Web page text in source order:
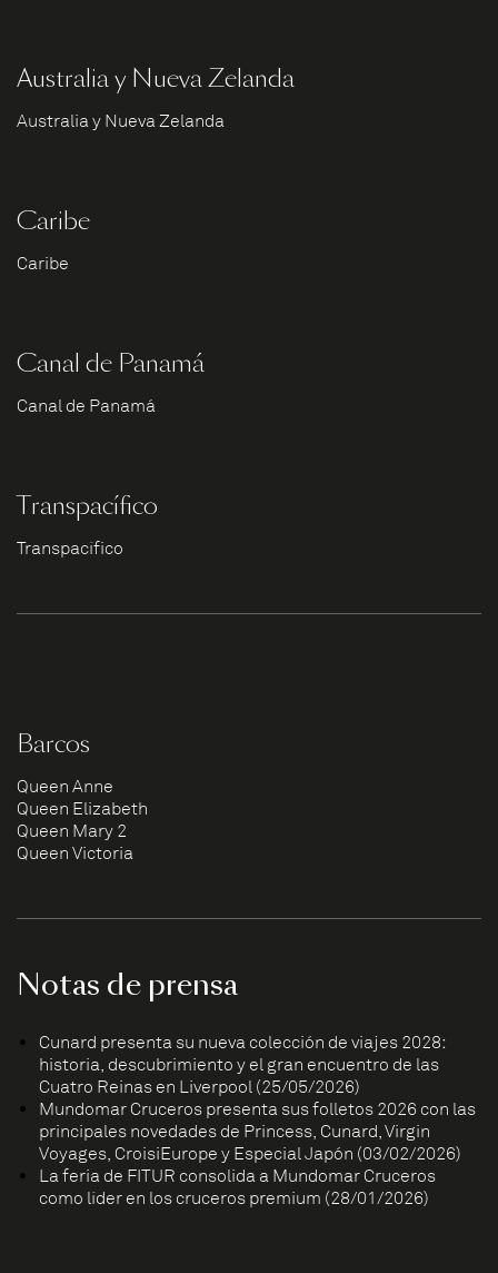
Australia y Nueva Zelanda
Australia y Nueva Zelanda
Caribe
Caribe
Canal de Panamá
Canal de Panamá
Transpacífico
Transpacífico
Barcos
Queen Anne
Queen Elizabeth
Queen Mary 2
Queen Victoria
Notas de prensa
Cunard presenta su nueva colección de viajes 2028:
historia, descubrimiento y el gran encuentro de las
Cuatro Reinas en Liverpool (25/05/2026)
Mundomar Cruceros presenta sus folletos 2026 con las
principales novedades de Princess, Cunard, Virgin
Voyages, CroisiEurope y Especial Japón (03/02/2026)
La feria de FITUR consolida a Mundomar Cruceros
como líder en los cruceros premium (28/01/2026)